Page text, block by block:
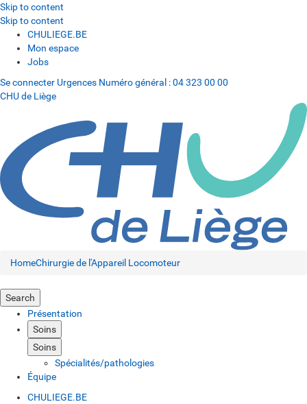
Skip to content
Skip to content
CHULIEGE.BE
Mon espace
Jobs
Se connecter Urgences Numéro général :04 323 00 00
CHU de Liège
HomeChirurgie de l'Appareil Locomoteur
Search
Présentation
Soins
Soins
Spécialités/pathologies
Équipe
CHULIEGE.BE